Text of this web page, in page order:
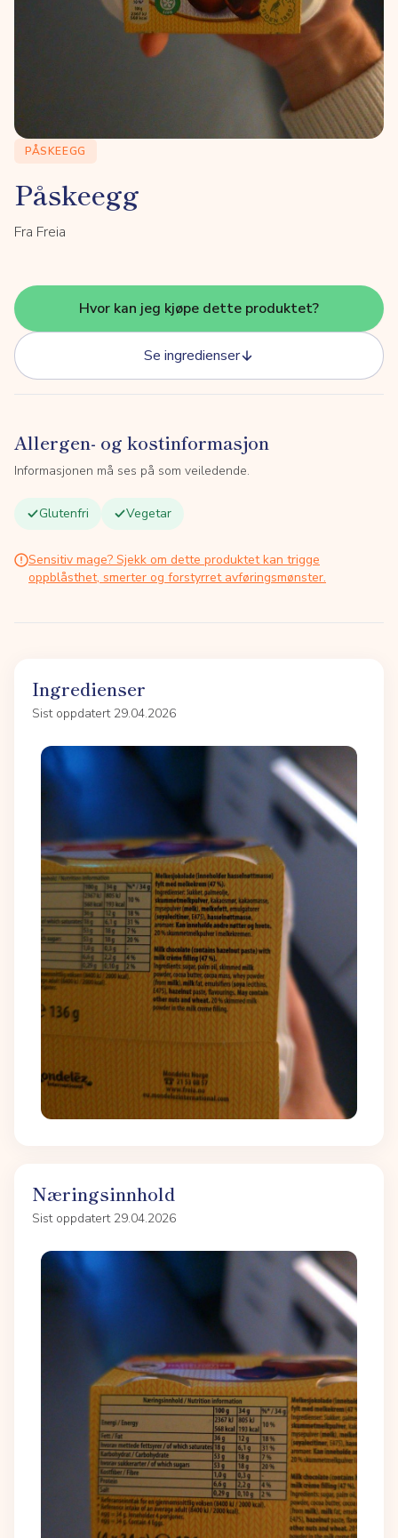
PÅSKEEGG
Påskeegg
Fra Freia
Hvor kan jeg kjøpe dette produktet?
Se ingredienser
Allergen- og kostinformasjon
Informasjonen må ses på som veiledende.
Glutenfri Vegetar
Sensitiv mage? Sjekk om dette produktet kan trigge
oppblåsthet, smerter og forstyrret avføringsmønster.
Ingredienser
Sist oppdatert 29.04.2026
Næringsinnhold
Sist oppdatert 29.04.2026